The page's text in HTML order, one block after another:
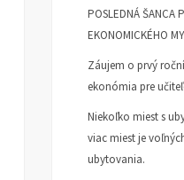
POSLEDNÁ ŠANCA
EKONOMICKÉHO
Záujem o prvý
ekonómia pre
Niekoľko miest s
viac miest je
ubytovania.